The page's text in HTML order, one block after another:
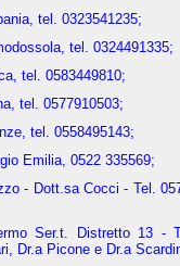
tel. 0323541235;
tel. 0324491335;
tel. 0583449810;
tel. 0577910503;
tel. 0558495143;
Emilia, 0522 335569;
- Dott.sa Cocci - Tel.
Ser.t.
Distretto 13 -
Dr.a Picone e Dr.a